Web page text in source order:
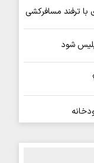
با ترفند مسافرکشی
شود